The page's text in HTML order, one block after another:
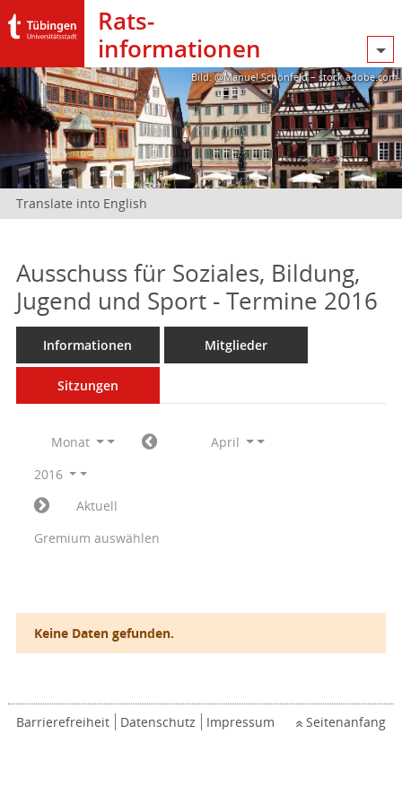
Rats­
informationen
Bild: @Manuel Schönfeld – stock.adobe.com
Translate into English
Ausschuss für Soziales, Bildung,
Jugend und Sport - Termine 2016
Informationen Mitglieder
Sitzungen
Monat
April
2016
Aktuell
Gremium auswählen
Keine Daten gefunden.
Barrierefreiheit Datenschutz Impressum Seitenanfang